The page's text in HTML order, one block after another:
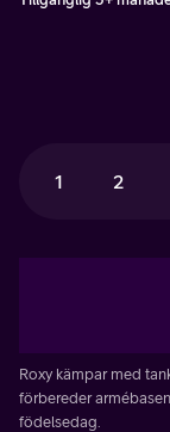
1 2
Roxy kämpar med
förbereder
födelsedag.